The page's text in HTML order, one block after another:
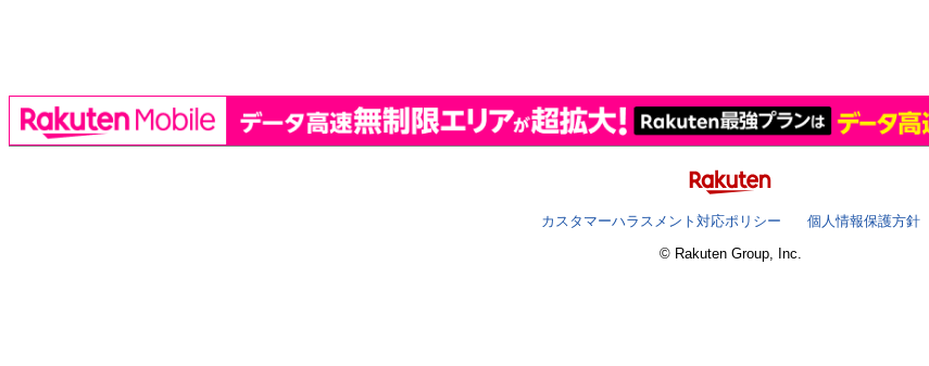
カスタマーハラスメント対応ポリシー
個人情報保護方針
© Rakuten Group, Inc.